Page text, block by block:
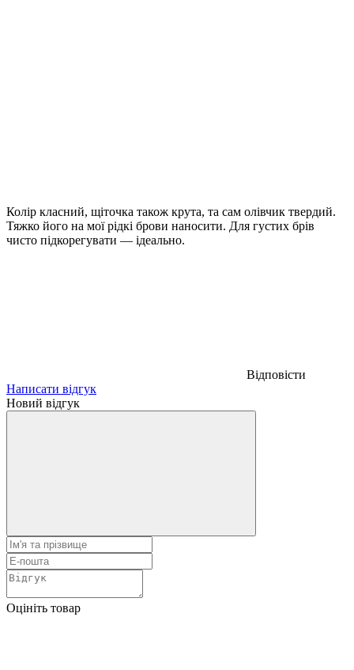
Колір класний, щіточка також крута, та сам олівчик твердий.
Тяжко його на мої рідкі брови наносити. Для густих брів
чисто підкорегувати — ідеально.
Відповісти
Написати відгук
Новий відгук
Оцініть товар